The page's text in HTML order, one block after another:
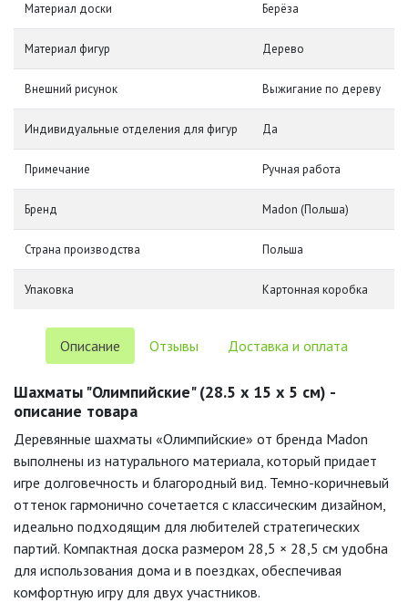
Материал доски Берёза
Материал фигур Дерево
Внешний рисунок Выжигание по дереву
Индивидуальные отделения для фигур Да
Примечание Ручная работа
Бренд Madon (Польша)
Страна производства Польша
Упаковка Картонная коробка
Описание Отзывы Доставка и оплата
Шахматы "Олимпийские" (28.5 х 15 х 5 см) -
описание товара
Деревянные шахматы «Олимпийские» от бренда Madon
выполнены из натурального материала, который придает
игре долговечность и благородный вид. Темно-коричневый
оттенок гармонично сочетается с классическим дизайном,
идеально подходящим для любителей стратегических
партий. Компактная доска размером 28,5 × 28,5 см удобна
для использования дома и в поездках, обеспечивая
комфортную игру для двух участников.